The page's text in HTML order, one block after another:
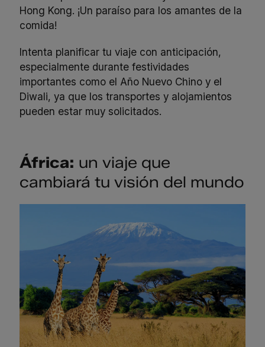
Hong Kong. ¡Un paraíso para los amantes de la
comida!
Intenta planificar tu viaje con anticipación,
especialmente durante festividades
importantes como el Año Nuevo Chino y el
Diwali, ya que los transportes y alojamientos
pueden estar muy solicitados.
África: un viaje que
cambiará tu visión del mundo